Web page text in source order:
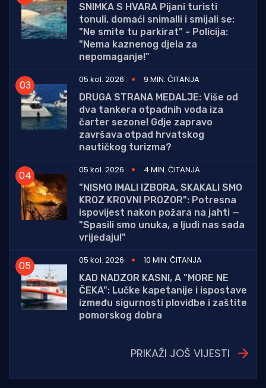
SNIMKA S HVARA Pijani turisti
tonuli, domaći snimalli i smijali se:
"Ne smite tu parkirat" - Policija:
"Nema kaznenog djela za
nepomaganje!"
05 kol. 2026
9 MIN. ČITANJA
DRUGA STRANA MEDALJE: Više od
dva tankera otpadnih voda iza
čarter sezone! Gdje zapravo
završava otpad hrvatskog
nautičkog turizma?
05 kol. 2026
4 MIN. ČITANJA
"NISMO IMALI IZBORA, SKAKALI SMO
KROZ KROVNI PROZOR": Potresna
ispovijest nakon požara na jahti —
"Spasili smo unuka, a ljudi nas sada
vrijeđaju!"
05 kol. 2026
10 MIN. ČITANJA
KAD NADZOR KASNI, A "MORE NE
ČEKA": Lučke kapetanije i ispostave
između sigurnosti plovidbe i zaštite
pomorskog dobra
PRIKAŽI JOŠ VIJESTI